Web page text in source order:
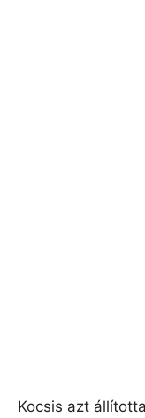
Kocsis azt